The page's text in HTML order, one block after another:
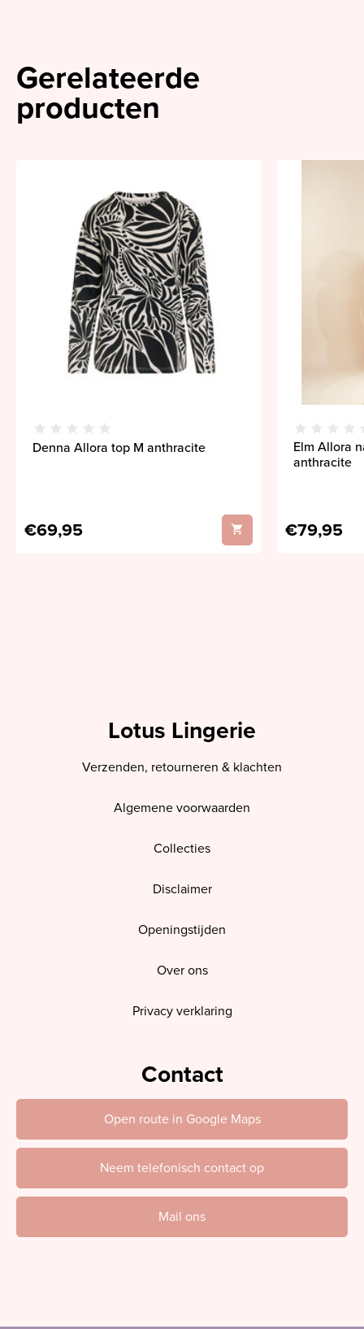
Gerelateerde
producten
Denna Allora top M anthracite
€69,95
Elm Allora
anthracite
€79,95
Lotus Lingerie
Verzenden, retourneren & klachten
Algemene voorwaarden
Collecties
Disclaimer
Openingstijden
Over ons
Privacy verklaring
Contact
Open route in Google Maps
Neem telefonisch contact op
Mail ons